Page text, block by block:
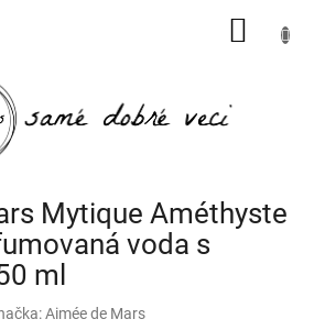
Mytique Améthyste
voda s
ml
Aimée de Mars